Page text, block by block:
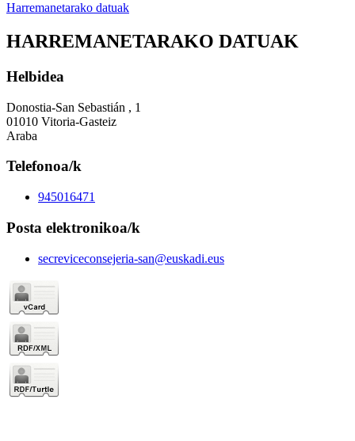
Harremanetarako datuak
HARREMANETARAKO DATUAK
Helbidea
Donostia-San Sebastián , 1
01010 Vitoria-Gasteiz
Araba
Telefonoa/k
945016471
Posta elektronikoa/k
secreviceconsejeria-san@euskadi.eus